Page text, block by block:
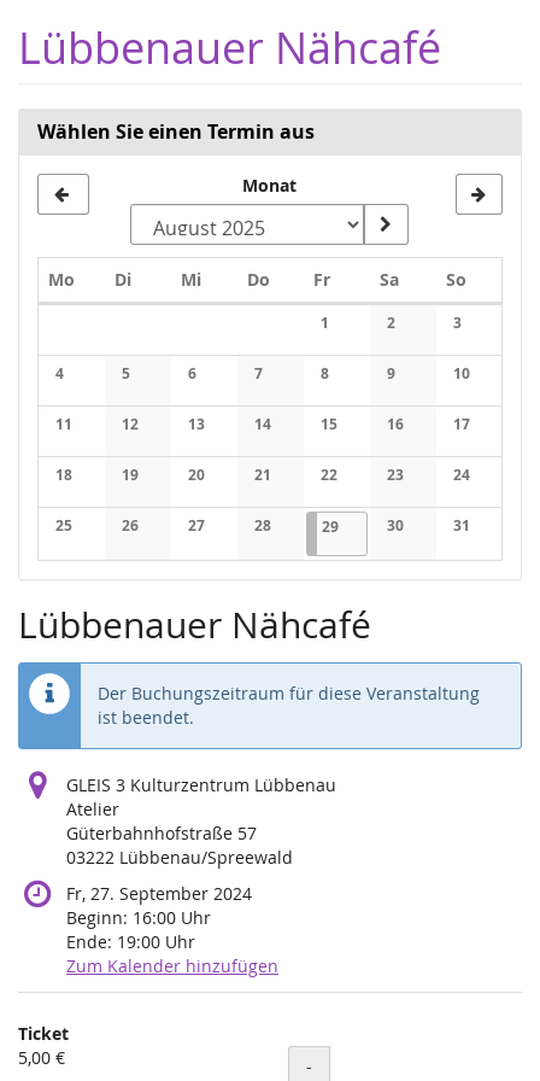
Haupt-
Inhalt
Lübbenauer Nähcafé
Wählen Sie einen Termin aus
Monat
Mo Montag
DiDienstag
MiMittwoch
Do Donnerstag
FrFreitagSaSamstag
So
1
Keine Veranstaltungen
2
Keine
3
Keine
4
Keine Veranstaltungen
5
Keine Veranstaltungen
6
Keine Veranstaltungen
7
Keine Veranstaltungen
8
Keine Veranstaltungen
9
Keine
10
Keine
11
Keine Veranstaltungen
12
Keine Veranstaltungen
13
Keine Veranstaltungen
14
Keine Veranstaltungen
15
Keine Veranstaltungen
16
Keine
17
Keine
18
Keine Veranstaltungen
19
Keine Veranstaltungen
20
Keine Veranstaltungen
21
Keine Veranstaltungen
22
Keine Veranstaltungen
23
Keine
24
Keine
25
Keine Veranstaltungen
26
Keine Veranstaltungen
27
Keine Veranstaltungen
28
Keine Veranstaltungen
2929.08.2025
1 Veranstaltung
30
Keine
31
Keine
Lübbenauer Nähcafé
Der Buchungszeitraum für diese Veranstaltung
ist beendet.
GLEIS 3 Kulturzentrum Lübbenau
Atelier
Güterbahnhofstraße 57
03222 Lübbenau/Spreewald
Fr, 27. September 2024
Beginn: 16:00 Uhr
Ende: 19:00 Uhr
Zum Kalender hinzufügen
Produkte
Unkategorisierte
Ticket
5,00 €
Menge
-